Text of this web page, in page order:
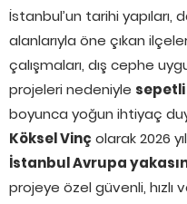
İstanbul’un tarihi yapıları,
alanlarıyla öne çıkan
çalışmaları, dış cephe
projeleri nedeniyle
boyunca yoğun ihtiyaç
Köksel Vinçolarak 2026
İstanbul Avrupa
projeye özel güvenli,